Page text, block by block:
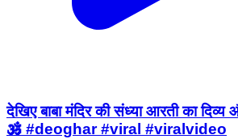
देखिए बाबा मंदिर की संध्या आरती का
🕉️ #deoghar #viral #viralvideo